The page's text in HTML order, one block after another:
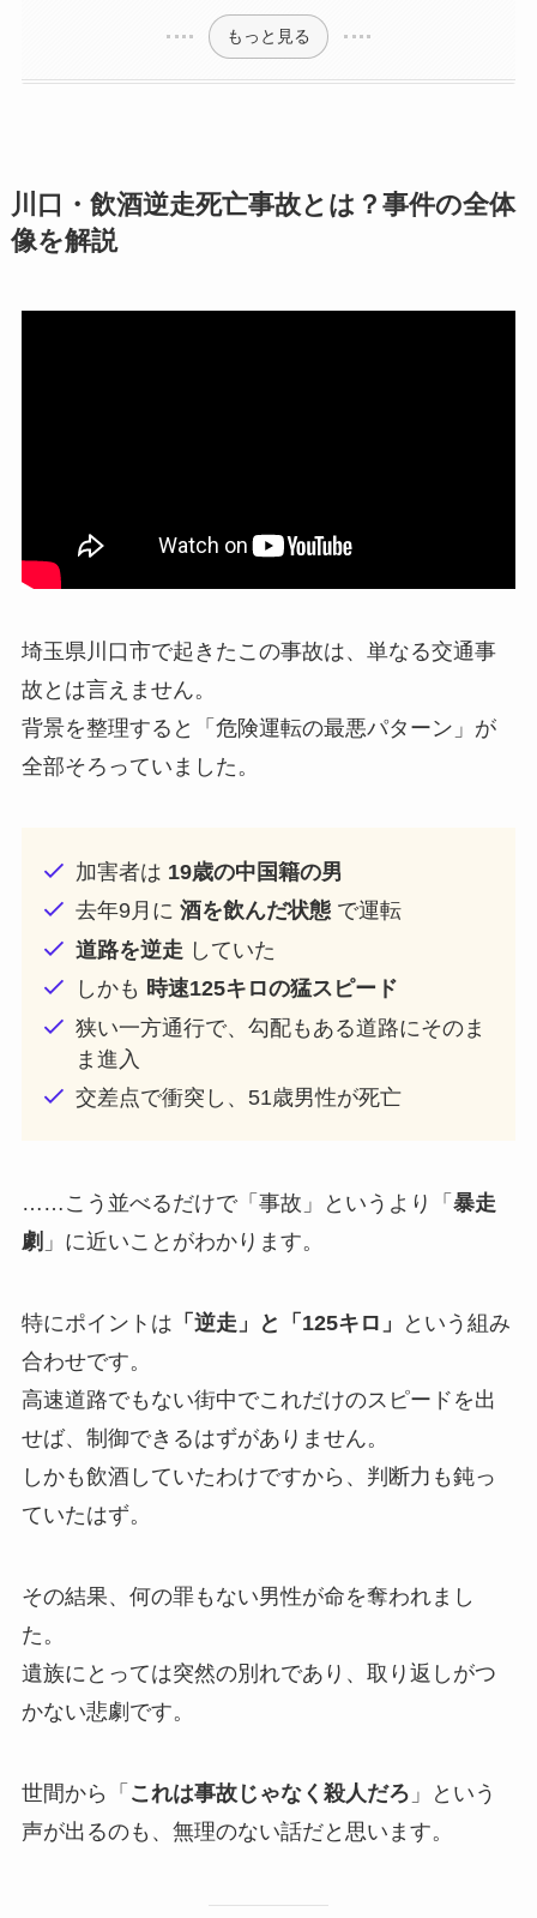
もっと見る
川口・飲酒逆走死亡事故とは？事件の全体
像を解説
埼玉県川口市で起きたこの事故は、単なる交通事
故とは言えません。
背景を整理すると「危険運転の最悪パターン」が
全部そろっていました。
加害者は 19歳の中国籍の男
去年9月に 酒を飲んだ状態で運転
道路を逆走 していた
しかも 時速125キロの猛スピード
狭い一方通行で、勾配もある道路にそのま
ま進入
交差点で衝突し、51歳男性が死亡
……こう並べるだけで「事故」というより「 暴走
劇 」に近いことがわかります。
特にポイントは 「逆走」と「125キロ」
という組み
合わせです。
高速道路でもない街中でこれだけのスピードを出
せば、制御できるはずがありません。
しかも飲酒していたわけですから、判断力も鈍っ
ていたはず。
その結果、何の罪もない男性が命を奪われまし
た。
遺族にとっては突然の別れであり、取り返しがつ
かない悲劇です。
世間から「 これは事故じゃなく殺人だろ 」という
声が出るのも、無理のない話だと思います。